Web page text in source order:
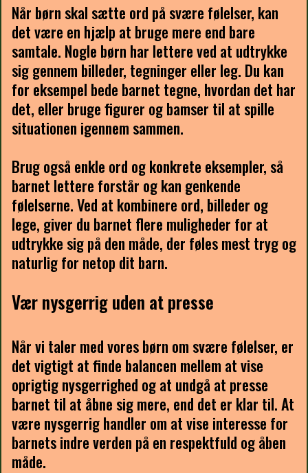
Når børn skal sætte ord på svære følelser, kan
det være en hjælp at bruge mere end bare
samtale. Nogle børn har lettere ved at udtrykke
sig gennem billeder, tegninger eller leg. Du kan
for eksempel bede barnet tegne, hvordan det har
det, eller bruge figurer og bamser til at spille
situationen igennem sammen.
Brug også enkle ord og konkrete eksempler, så
barnet lettere forstår og kan genkende
følelserne. Ved at kombinere ord, billeder og
lege, giver du barnet flere muligheder for at
udtrykke sig på den måde, der føles mest tryg og
naturlig for netop dit barn.
Vær nysgerrig uden at presse
Når vi taler med vores børn om svære følelser, er
det vigtigt at finde balancen mellem at vise
oprigtig nysgerrighed og at undgå at presse
barnet til at åbne sig mere, end det er klar til. At
være nysgerrig handler om at vise interesse for
barnets indre verden på en respektfuld og åben
måde.